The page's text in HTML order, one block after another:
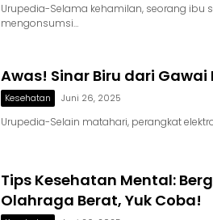
Urupedia-Selama kehamilan, seorang ibu
mengonsumsi…
Awas! Sinar Biru dari
Kesehatan Juni 26, 2025
Urupedia-Selain matahari, perangkat
Tips Kesehatan Mental:
Olahraga Berat, Yuk Coba!